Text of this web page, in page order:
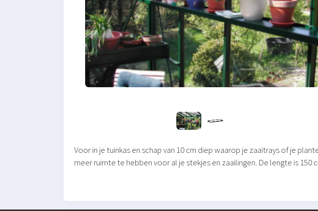
Voor in je tuinkas en schap van 10 cm diep waarop je zaaitrays of je
meer ruimte te hebben voor al je stekjes en zaailingen. De lengte is 150